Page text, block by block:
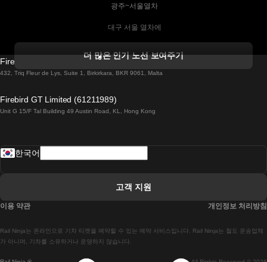
광주~서울열차
대구 서울 열차에
더블린에서 골웨이 열차
로마에서 나폴리 열차
마드리드-리스본 열차
더 많은 인기 노선 보여주기
Firebird GT Limited (OC 1451)
432, Triq Fleur de Lys, Suite 1, Birkirkara, BKR 9061, Malta
Firebird GT Limited (61211989)
Unit G 15/F Tal Building 49 Austin Road, KL, Hong Kong
Rail Ninja는 온라인으로 기차 티켓을 예약할 수 있는 예약 서비스입니다. Rail Ninja는 철도 운송업체
가 아니며, 기차를 소유하거나 운영하지 않습니다.
한국어
고객 지원
이용 약관 개인정보 처리방침